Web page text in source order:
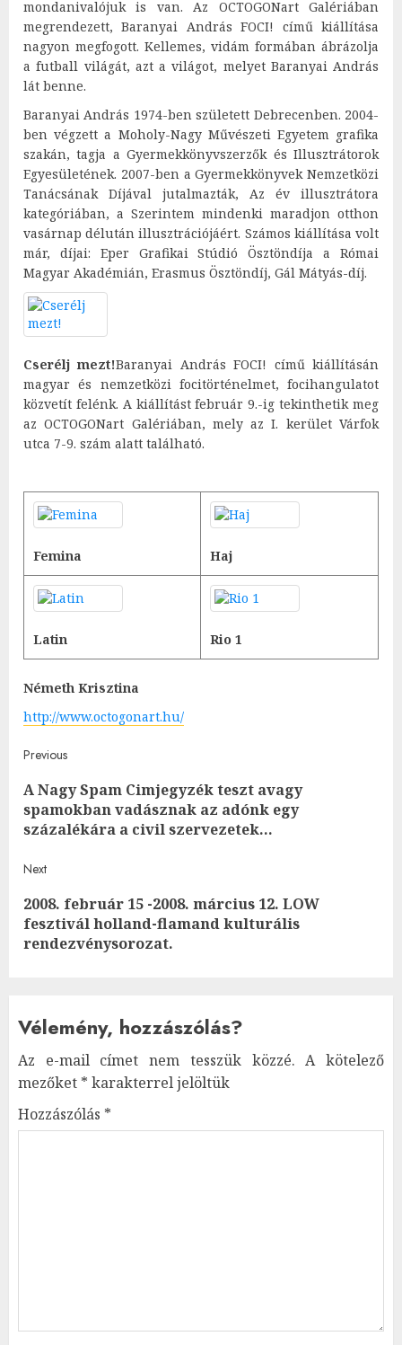
mondanivalójuk is van. Az OCTOGONart Galériában
megrendezett, Baranyai András FOCI! című kiállítása
nagyon megfogott. Kellemes, vidám formában ábrázolja
a futball világát, azt a világot, melyet Baranyai András
lát benne.
Baranyai András 1974-ben született Debrecenben. 2004-
ben végzett a Moholy-Nagy Művészeti Egyetem grafika
szakán, tagja a Gyermekkönyvszerzők és Illusztrátorok
Egyesületének. 2007-ben a Gyermekkönyvek Nemzetközi
Tanácsának Díjával jutalmazták, Az év illusztrátora
kategóriában, a Szerintem mindenki maradjon otthon
vasárnap délután illusztrációjáért. Számos kiállítása volt
már, díjai: Eper Grafikai Stúdió Ösztöndíja a Római
Magyar Akadémián, Erasmus Ösztöndíj, Gál Mátyás-díj.
Cserélj mezt!Baranyai András FOCI! című kiállításán
magyar és nemzetközi focitörténelmet, focihangulatot
közvetít felénk. A kiállítást február 9.-ig tekinthetik meg
az OCTOGONart Galériában, mely az I. kerület Várfok
utca 7-9. szám alatt található.
Femina Haj
Latin Rio 1
Németh Krisztina
http://www.octogonart.hu/
Post
navigation
Previous
A Nagy Spam Cimjegyzék teszt avagy
spamokban vadásznak az adónk egy
százalékára a civil szervezetek…
Next
Next
post:
2008. február 15 -2008. március 12. LOW
fesztivál holland-flamand kulturális
rendezvénysorozat.
Vélemény, hozzászólás?
Az e-mail címet nem tesszük közzé. A kötelező
mezőket * karakterrel jelöltük
Hozzászólás *